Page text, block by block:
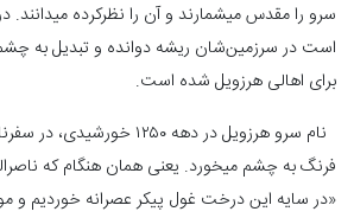
است در سرزمین
برای اهالی هرزویل شده است.
نام سرو هرزویل در دهه ۱۲۵۰
«در سایه این درخت غول پیکر عصرانه خوردیم و